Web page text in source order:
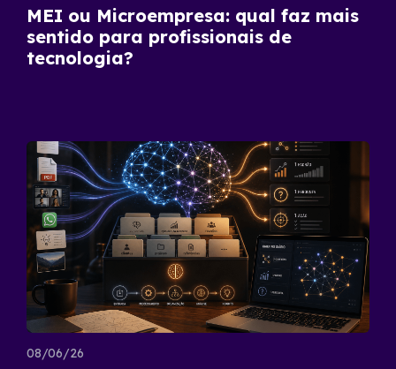
MEI ou Microempresa: qual faz mais
sentido para profissionais de
tecnologia?
08/06/26